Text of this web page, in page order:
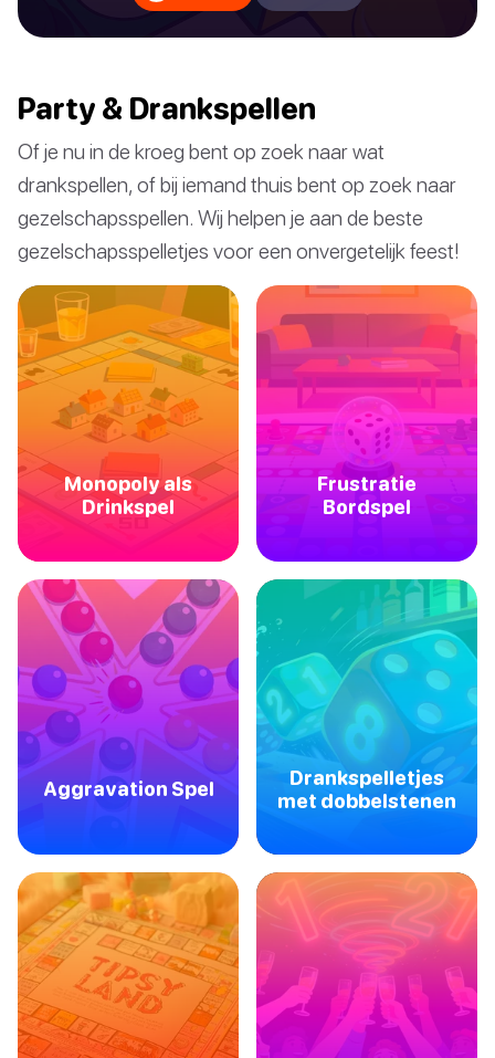
Party & Drankspellen
Of je nu in de kroeg bent op zoek naar wat
drankspellen, of bij iemand thuis bent op zoek naar
gezelschapsspellen. Wij helpen je aan de beste
gezelschapsspelletjes voor een onvergetelijk feest!
Monopoly als
Drinkspel
Frustratie
Bordspel
Aggravation Spel
Drankspelletjes
met dobbelstenen